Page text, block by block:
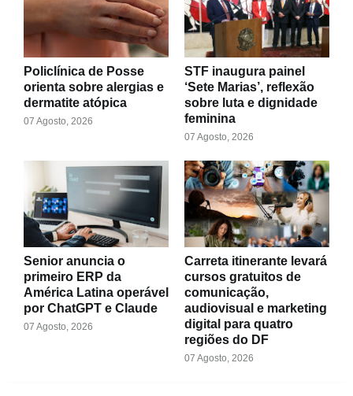
Policlínica de Posse
orienta sobre alergias e
dermatite atópica
07 Agosto, 2026
STF inaugura painel
‘Sete Marias’, reflexão
sobre luta e dignidade
feminina
07 Agosto, 2026
Senior anuncia o
primeiro ERP da
América Latina operável
por ChatGPT e Claude
07 Agosto, 2026
Carreta itinerante levará
cursos gratuitos de
comunicação,
audiovisual e marketing
digital para quatro
regiões do DF
07 Agosto, 2026